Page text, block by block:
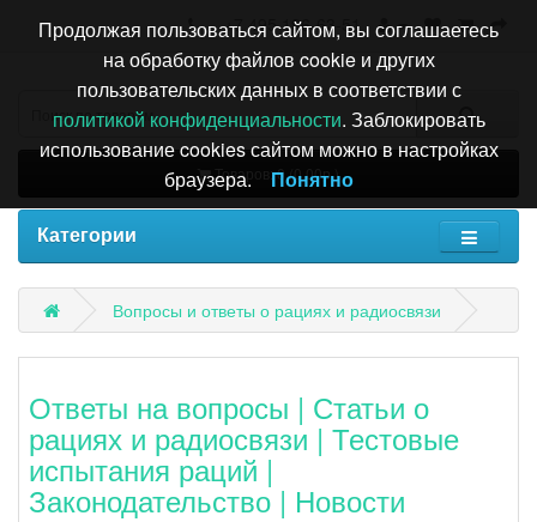
+7 495 196-63-51
Товаров: 0 (0.00р.)
Категории
Вопросы и ответы о рациях и радиосвязи
Ответы на вопросы | Статьи о
рациях и радиосвязи | Тестовые
испытания раций |
Законодательство | Новости
Продолжая пользоваться сайтом, вы соглашаетесь
на обработку файлов cookie и других
пользовательских данных в соответствии с
политикой конфиденциальности. Заблокировать
использование cookies сайтом можно в настройках
браузера.
Понятно